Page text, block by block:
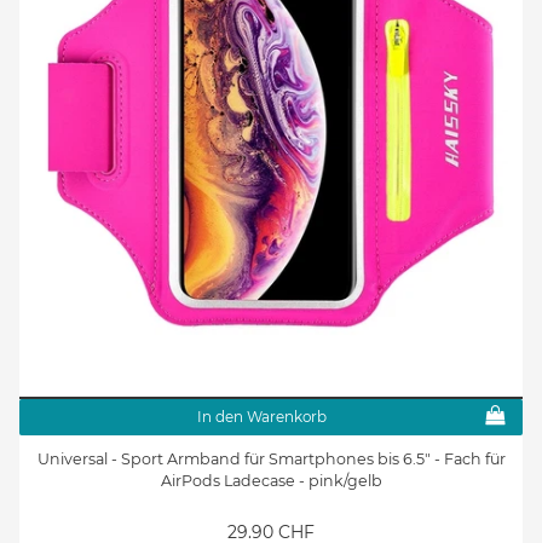
In den Warenkorb
Universal - Sport Armband für Smartphones bis 6.5" - Fach für
AirPods Ladecase - pink/gelb
29.90 CHF